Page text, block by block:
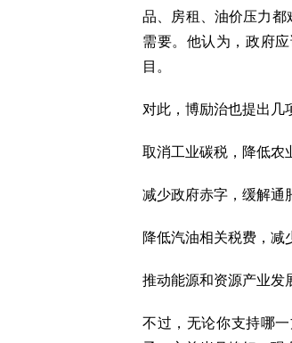
品、房租、油价压力
需要。他认为，政府
目。
对此，博励治也提出几
取消工业碳税，降低农
减少政府赤字，缓解通
降低汽油相关税费，减
推动能源和资源产业发
不过，无论你支持哪